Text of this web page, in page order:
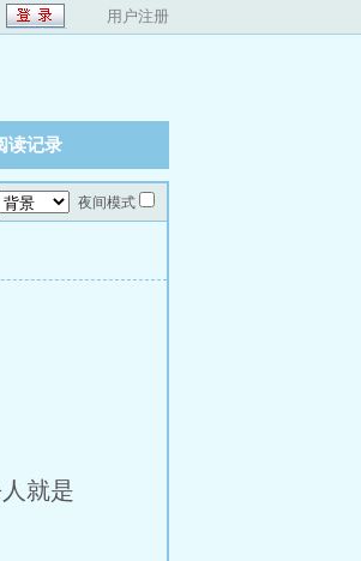
用户注册
读记录
夜间模式
就是